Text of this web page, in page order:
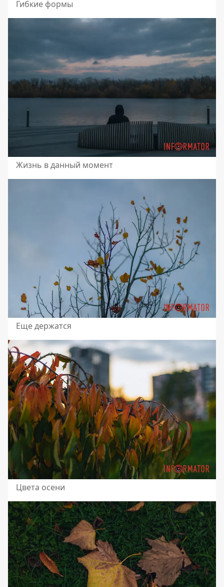
Гибкие формы
Жизнь в данный момент
Еще держатся
Цвета осени